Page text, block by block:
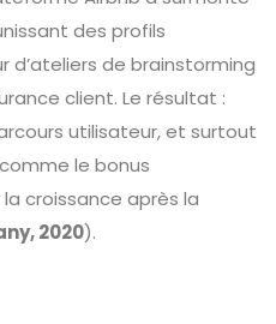
des profils
d’ateliers de brainstorming
client. Le résultat :
utilisateur, et surtout
le bonus
la croissance après la
2020).